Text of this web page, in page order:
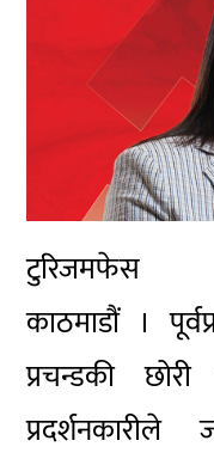
टुरिजमफेस
काठमाडौं ।
प्रचन्डकी